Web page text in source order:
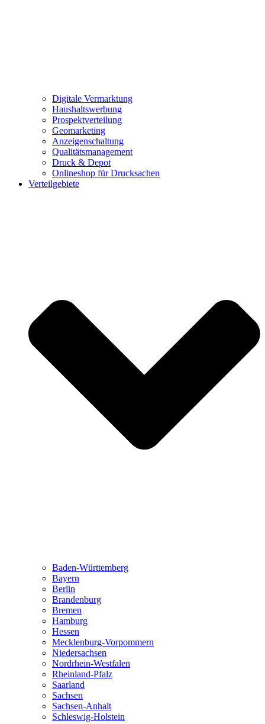
Digitale Vermarktung
Haushaltswerbung
Prospektverteilung
Geomarketing
Anzeigenschaltung
Qualitätsmanagement
Druck & Depot
Onlineshop für Drucksachen
Verteilgebiete
Baden-Württemberg
Bayern
Berlin
Brandenburg
Bremen
Hamburg
Hessen
Mecklenburg-Vorpommern
Niedersachsen
Nordrhein-Westfalen
Rheinland-Pfalz
Saarland
Sachsen
Sachsen-Anhalt
Schleswig-Holstein